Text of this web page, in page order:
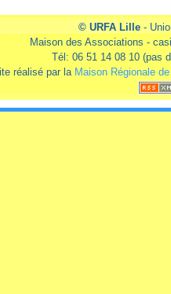
© URFA Lille-
Maison des Associations -
Tél: 06 51 14 08 10 (pas
réalisé par la Maison Régionale